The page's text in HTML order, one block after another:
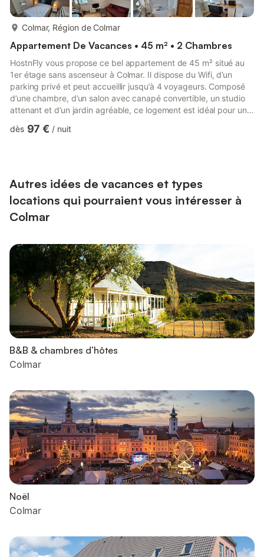
Colmar, Région de Colmar
Appartement De Vacances • 45 m² • 2 Chambres
HostnFly vous propose ce bel appartement de 45 m² situé au
1er étage sans ascenseur à Colmar. Il dispose du Wifi, d’un
parking privé et peut accueillir jusqu’à 4 voyageurs. Composé
d’une chambre, d’un salon avec canapé convertible, un studio
attenant et d’un jardin agréable, ce logement est idéal pour un
Logement Ce beau logement à Colmar est idéal pour un séjour
dès 97 € / nuit
Autres idées de vacances et types
locations qui pourraient vous intéresser à
Colmar
B&B & chambres d’hôtes
Colmar
Noël
Colmar